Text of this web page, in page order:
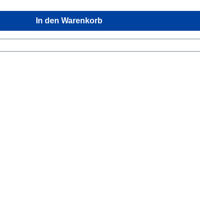
In den Warenkorb